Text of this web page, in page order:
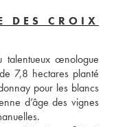
DES CROIX
œnologue
7,8 hectares planté
pour les blancs
d’âge des vignes